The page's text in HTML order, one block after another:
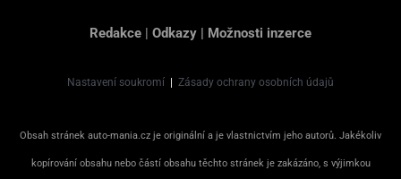
Redakce | Odkazy | Možnosti inzerce
Nastavení soukromí Zásady ochrany osobních údajů
Obsah stránek auto-mania.cz je originální a je vlastnictvím jeho autorů. Jakékoliv
kopírování obsahu nebo částí obsahu těchto stránek je zakázáno, s výjimkou